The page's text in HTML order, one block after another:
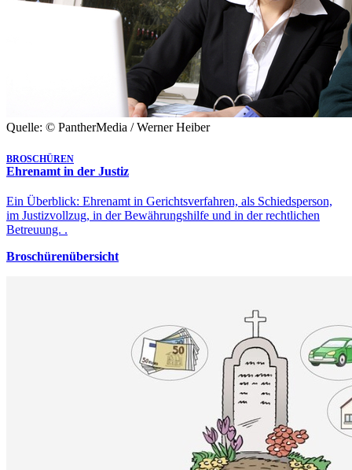
Quelle: © PantherMedia / Werner Heiber
BROSCHÜREN
Ehrenamt in der Justiz
Ein Überblick: Ehrenamt in Gerichtsverfahren, als Schiedsperson,
im Justizvollzug, in der Bewährungshilfe und in der rechtlichen
Betreuung. .
Broschürenübersicht